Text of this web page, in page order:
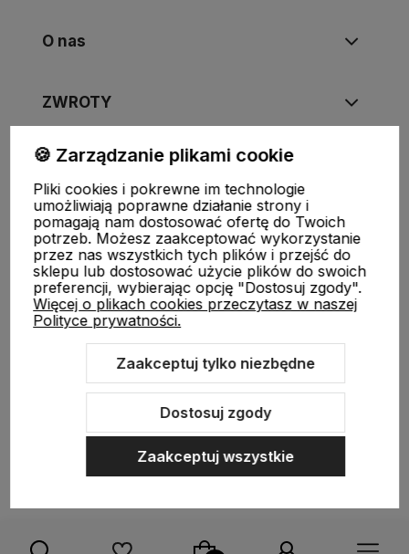
O nas
ZWROTY
FUJIMAE| Tel:720-449-766,720-449-767 |
sklep@fujimae.pl |NIP: 9482312351 |REGON: 521904681
Sklep internetowy Shoper.pl Szablon Shoper Modern 3.0™
🍪 Zarządzanie plikami cookie
Pliki cookies i pokrewne im technologie
umożliwiają poprawne działanie strony i
pomagają nam dostosować ofertę do Twoich
potrzeb. Możesz zaakceptować wykorzystanie
przez nas wszystkich tych plików i przejść do
sklepu lub dostosować użycie plików do swoich
preferencji, wybierając opcję "Dostosuj zgody".
Więcej o plikach cookies przeczytasz w naszej
Polityce prywatności.
Zaakceptuj tylko niezbędne
Dostosuj zgody
Zaakceptuj wszystkie